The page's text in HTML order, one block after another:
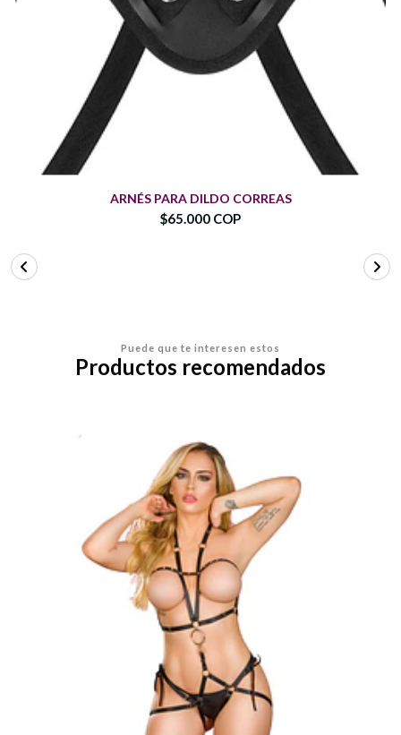
ARNÉS PARA DILDO CORREAS
$65.000 COP
Puede que te interesen estos
Productos recomendados